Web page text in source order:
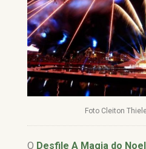
Foto Cleiton
O Desfile A Magia do Noel